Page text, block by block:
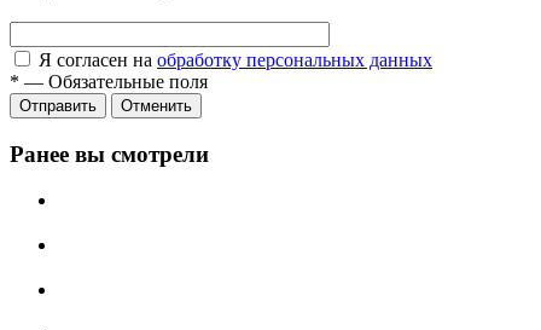
Я согласен на обработку персональных данных
* — Обязательные поля
Отправить Отменить
Ранее вы смотрели